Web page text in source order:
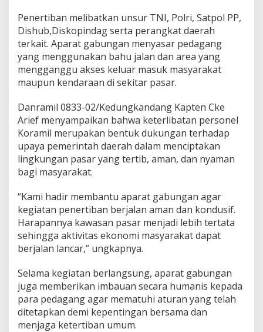
i
b
a
n
P
a
s
r
K
e
b
a
l
K
o
t
a
M
a
a
n
g
Penertiban melibatkan unsur TNI, Polri, Satpol PP,
Dishub,Diskopindag serta perangkat daerah
terkait. Aparat gabungan menyasar pedagang
yang menggunakan bahu jalan dan area yang
mengganggu akses keluar masuk masyarakat
maupun kendaraan di sekitar pasar.
Danramil 0833-02/Kedungkandang Kapten Cke
Arief menyampaikan bahwa keterlibatan personel
Koramil merupakan bentuk dukungan terhadap
upaya pemerintah daerah dalam menciptakan
lingkungan pasar yang tertib, aman, dan nyaman
bagi masyarakat.
“Kami hadir membantu aparat gabungan agar
kegiatan penertiban berjalan aman dan kondusif.
Harapannya kawasan pasar menjadi lebih tertata
sehingga aktivitas ekonomi masyarakat dapat
berjalan lancar,” ungkapnya.
Selama kegiatan berlangsung, aparat gabungan
juga memberikan imbauan secara humanis kepada
para pedagang agar mematuhi aturan yang telah
ditetapkan demi kepentingan bersama dan
menjaga ketertiban umum.